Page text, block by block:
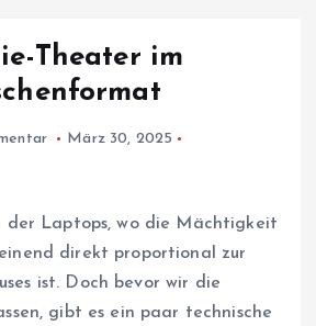
Theater im
März 30, 2025
der Laptops, wo die Mächtigkeit
direkt proportional zur
ist. Doch bevor wir die
gibt es ein paar technische